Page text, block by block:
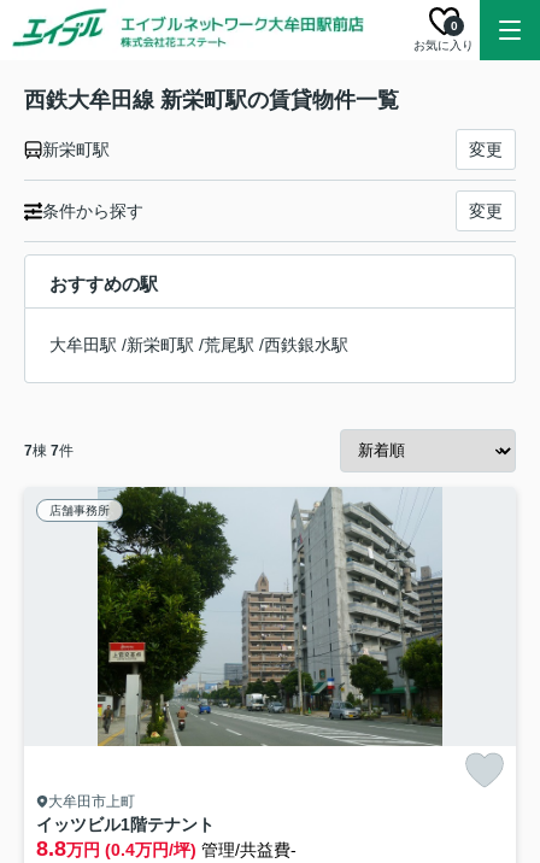
お気に入り
0
西鉄大牟田線 新栄町駅の賃貸物件一覧
新栄町駅 変更
条件から探す 変更
おすすめの駅
大牟田駅 /新栄町駅 /荒尾駅 /西鉄銀水駅
7棟 7件
店舗事務所
大牟田市上町
イッツビル1階テナント
8.8万円 (0.4万円/坪) 管理/共益費-